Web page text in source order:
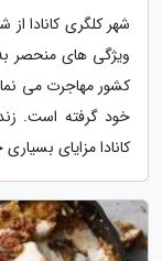
شهر کلگری کانادا
ویژگی های منحصر
کشور مهاجرت می
خود گرفته است.
کانادا مزایای